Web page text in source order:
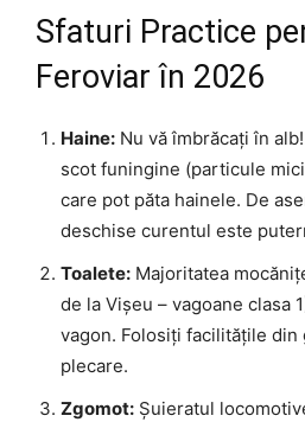
Sfaturi Practice
Feroviar în 2026
Haine: Nu vă îmbrăcați în
scot funingine (particule
care pot păta hainele. De
deschise curentul este
Toalete: Majoritatea
de la Vișeu – vagoane clasa
vagon. Folosiți facilitățile din
plecare.
Zgomot: Șuieratul